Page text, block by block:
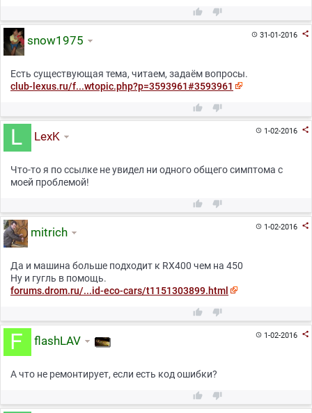
 
31-01-2016 
snow1975
Есть существующая тема, читаем, задаём вопросы.
club-lexus.ru/f...wtopic.php?p=3593961#3593961
 
1-02-2016 
LexK
Что-то я по ссылке не увидел ни одного общего симптома с
моей проблемой!
 
1-02-2016 
mitrich
Да и машина больше подходит к RX400 чем на 450
Ну и гугль в помощь.
forums.drom.ru/...id-eco-cars/t1151303899.html
 
1-02-2016 
flashLAV
А что не ремонтирует, если есть код ошибки?
 